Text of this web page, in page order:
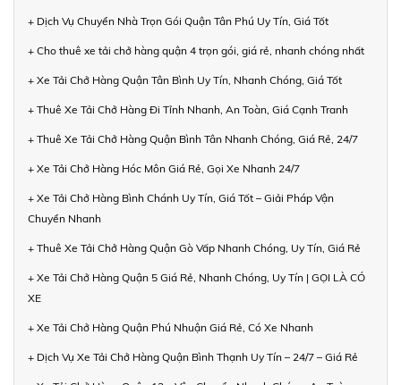
+ Dịch Vụ Chuyển Nhà Trọn Gói Quận Tân Phú Uy Tín, Giá Tốt
+ Cho thuê xe tải chở hàng quận 4 trọn gói, giá rẻ, nhanh chóng nhất
+ Xe Tải Chở Hàng Quận Tân Bình Uy Tín, Nhanh Chóng, Giá Tốt
+ Thuê Xe Tải Chở Hàng Đi Tỉnh Nhanh, An Toàn, Giá Cạnh Tranh
+ Thuê Xe Tải Chở Hàng Quận Bình Tân Nhanh Chóng, Giá Rẻ, 24/7
+ Xe Tải Chở Hàng Hóc Môn Giá Rẻ, Gọi Xe Nhanh 24/7
+ Xe Tải Chở Hàng Bình Chánh Uy Tín, Giá Tốt – Giải Pháp Vận
Chuyển Nhanh
+ Thuê Xe Tải Chở Hàng Quận Gò Vấp Nhanh Chóng, Uy Tín, Giá Rẻ
+ Xe Tải Chở Hàng Quận 5 Giá Rẻ, Nhanh Chóng, Uy Tín | GỌI LÀ CÓ
XE
+ Xe Tải Chở Hàng Quận Phú Nhuận Giá Rẻ, Có Xe Nhanh
+ Dịch Vụ Xe Tải Chở Hàng Quận Bình Thạnh Uy Tín – 24/7 – Giá Rẻ